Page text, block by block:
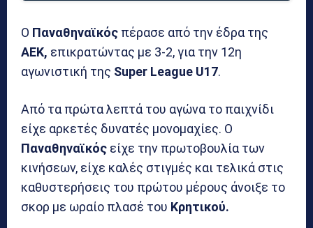
Ο Παναθηναϊκός πέρασε από την έδρα της
ΑΕΚ, επικρατώντας με 3-2, για την 12η
αγωνιστική της Super League U17.
Από τα πρώτα λεπτά του αγώνα το παιχνίδι
είχε αρκετές δυνατές μονομαχίες. Ο
Παναθηναϊκός είχε την πρωτοβουλία των
κινήσεων, είχε καλές στιγμές και τελικά στις
καθυστερήσεις του πρώτου μέρους άνοιξε το
σκορ με ωραίο πλασέ του Κρητικού.